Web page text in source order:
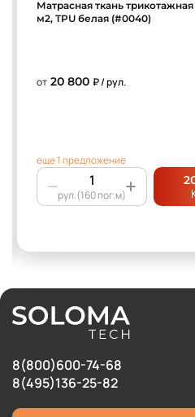
Матрасная ткань
м2, TPU белая (#0040)
от 20 800 ₽ / рул.
еще 1 предложение
рул.(160 пог.м)
8(800)600-74-68
8(495)136-25-82